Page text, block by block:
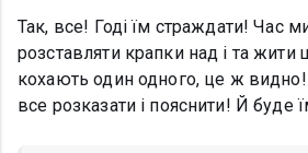
Так, все! Годі їм страждати! Час
розставляти крапки над і та
кохають один одного, це ж
все розказати і пояснити! Й буде